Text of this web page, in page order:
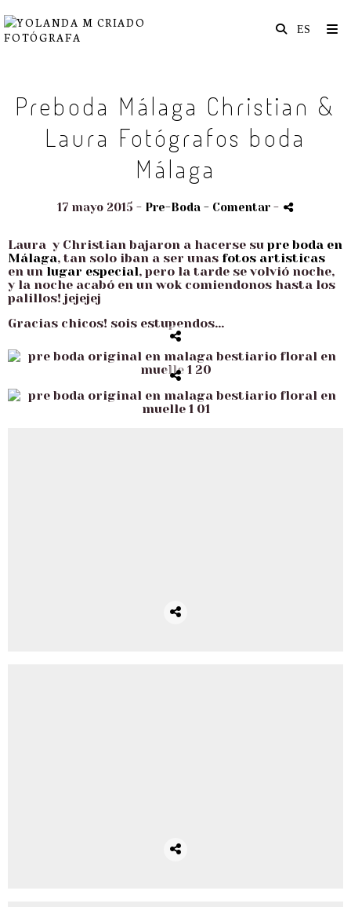
Preboda Málaga Christian &
Laura Fotógrafos boda
Málaga
17 mayo 2015 - Pre-Boda - Comentar -
Laura y Christian bajaron a hacerse su pre boda en
Málaga, tan solo iban a ser unas fotos artisticas
en un lugar especial, pero la tarde se volvió noche,
y la noche acabó en un wok comiendonos hasta los
palillos! jejejej
Gracias chicos! sois estupendos...